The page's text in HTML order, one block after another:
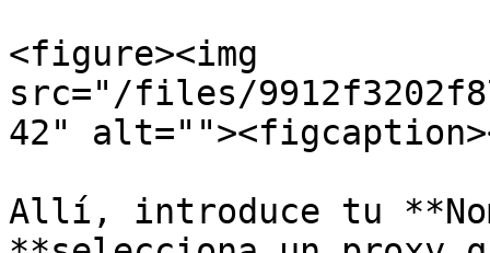
<figure><img
src="/files/
42"
Allí, introduce tu